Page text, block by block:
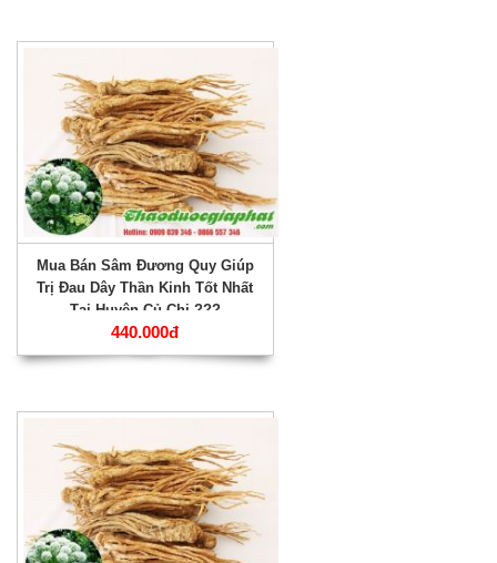
Mua Bán Sâm Đương Quy Giúp
Trị Đau Dây Thần Kinh Tốt Nhất
Tại Huyện Củ Chi ???
440.000đ